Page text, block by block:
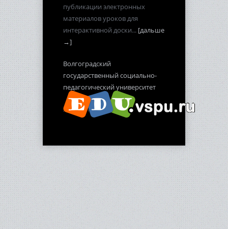
публикации электронных
материалов уроков для
интерактивной доски... [дальше
→]
Волгоградский
государственный социально-
педагогический университет
2012-2013 гг.